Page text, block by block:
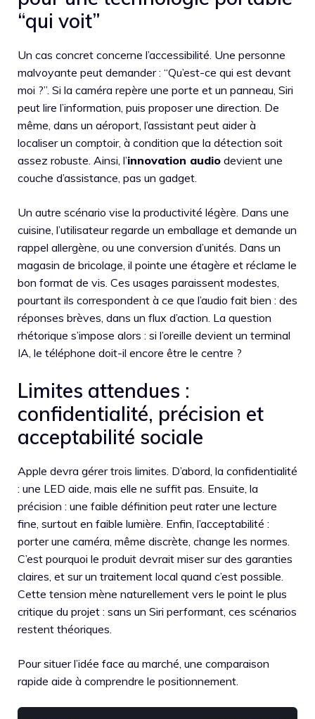
“qui voit”
Un cas concret concerne l’accessibilité. Une personne
malvoyante peut demander : “Qu’est-ce qui est devant
moi ?”. Si la caméra repère une porte et un panneau, Siri
peut lire l’information, puis proposer une direction. De
même, dans un aéroport, l’assistant peut aider à
localiser un comptoir, à condition que la détection soit
assez robuste. Ainsi, l’innovation audio devient une
couche d’assistance, pas un gadget.
Un autre scénario vise la productivité légère. Dans une
cuisine, l’utilisateur regarde un emballage et demande un
rappel allergène, ou une conversion d’unités. Dans un
magasin de bricolage, il pointe une étagère et réclame le
bon format de vis. Ces usages paraissent modestes,
pourtant ils correspondent à ce que l’audio fait bien : des
réponses brèves, dans un flux d’action. La question
rhétorique s’impose alors : si l’oreille devient un terminal
IA, le téléphone doit-il encore être le centre ?
Limites attendues :
confidentialité, précision et
acceptabilité sociale
Apple devra gérer trois limites. D’abord, la confidentialité
: une LED aide, mais elle ne suffit pas. Ensuite, la
précision : une faible définition peut rater une lecture
fine, surtout en faible lumière. Enfin, l’acceptabilité :
porter une caméra, même discrète, change les normes.
C’est pourquoi le produit devrait miser sur des garanties
claires, et sur un traitement local quand c’est possible.
Cette tension mène naturellement vers le point le plus
critique du projet : sans un Siri performant, ces scénarios
restent théoriques.
Pour situer l’idée face au marché, une comparaison
rapide aide à comprendre le positionnement.